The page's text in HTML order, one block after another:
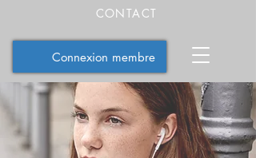
CONTACT
Connexion membre